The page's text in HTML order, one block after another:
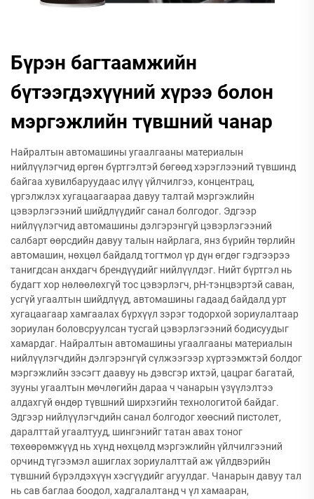
Бүрэн багтаамжийн
бүтээгдэхүүний хүрээ болон
мэргэжлийн түвшний чанар
Найралтын автомашины угаалгааны материалын
нийлүүлэгчид өргөн бүртгэлтэй бөгөөд хэрэглээний түвшинд
байгаа хувилбаруудаас илүү үйлчилгээ, концентрац,
үргэлжлэх хугацаагаараа давуу талтай мэргэжлийн
цэвэрлэгээний шийдлүүдийг санал болгодог. Эдгээр
нийлүүлэгчид автомашины дэлгэрэнгүй цэвэрлэгээний
салбарт өөрсдийн давуу талын найрлага, янз бүрийн төрлийн
автомашин, нөхцөл байдалд тогтмол үр дүн өгдөг гэдгээрээ
танигдсан анхдагч брендүүдийг нийлүүлдэг. Нийт бүртгэл нь
будагт хор нөлөөлөхгүй тос цэвэрлэгч, pH-тэнцвэртэй саван,
усгүй угаалтын шийдлүүд, автомашины гадаад байдалд урт
хугацаагаар хамгаалах бүрхүүл зэрэг тодорхой зориулалтаар
зориулан боловсруулсан тусгай цэвэрлэгээний бодисуудыг
хамардаг. Найралтын автомашины угаалгааны материалын
нийлүүлэгчдийн дэлгэрэнгүй сүлжээгээр хүртээмжтэй болдог
мэргэжлийн зэсэгт даавуу нь дэвсгэр ихтэй, цацраг багатай,
зууны угаалтын мөчлөгийн дараа ч чанарын үзүүлэлтээ
алдахгүй өндөр түвшний ширхэгийн технологитой байдаг.
Эдгээр нийлүүлэгчдийн санал болгодог хөөсний пистолет,
даралттай угаалтууд, шингэнийг татан авах тоног
төхөөрөмжүүд нь хүнд нөхцөлд мэргэжлийн үйлчилгээний
орчинд түгээмэл ашиглах зориулалттай аж үйлдвэрийн
түвшний бүрэлдэхүүн хэсгүүдийг агуулдаг. Чанарын давуу тал
нь сав баглаа боодол, хадгалалтанд ч үл хамааран,